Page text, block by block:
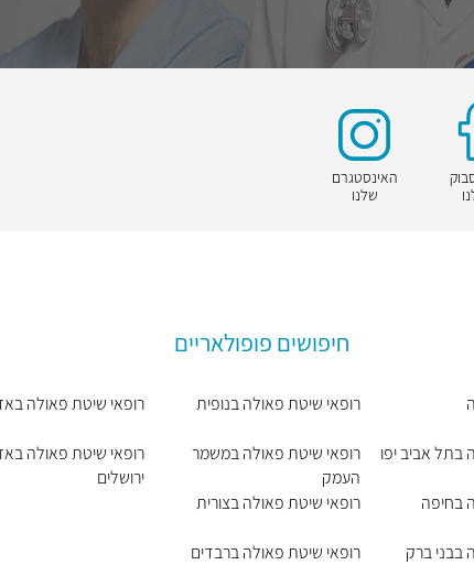
האינסטגרם
שלנו
חיפושים פופולאריים
בתל אביב יפו
בחיפה
בבני ברק
רופאי שיטת פאולה בנופית
רופאי שיטת פאולה במשמר
העמק
רופאי שיטת פאולה בצורית
רופאי שיטת פאולה ברבדים
רופאי שיטת פאולה
רופאי שיטת פאולה
ירושלים